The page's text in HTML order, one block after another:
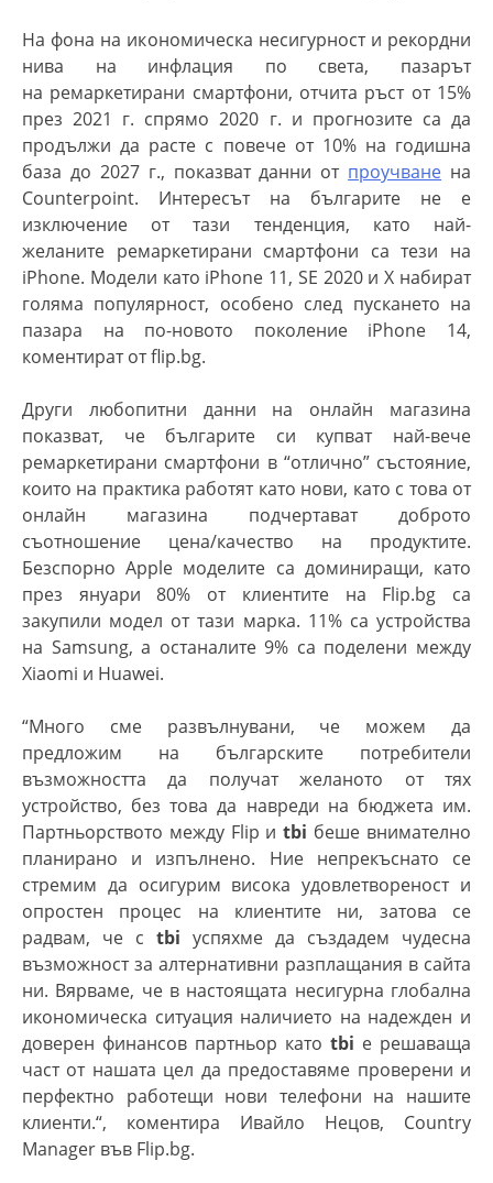
На фона на икономическа несигурност и рекордни
нива на инфлация по света, пазарът
на ремаркетирани смартфони, отчита ръст от 15%
през 2021 г. спрямо 2020 г. и прогнозите са да
продължи да расте с повече от 10% на годишна
база до 2027 г., показват данни от проучване на
Counterpoint. Интересът на българите не е
изключение от тази тенденция, като най-
желаните ремаркетирани смартфони са тези на
iPhone. Модели като iPhone 11, SE 2020 и X набират
голяма популярност, особено след пускането на
пазара на по-новото поколение iPhone 14,
коментират от flip.bg.
Други любопитни данни на онлайн магазина
показват, че българите си купват най-вече
ремаркетирани смартфони в “отлично” състояние,
които на практика работят като нови, като с това от
онлайн магазина подчертават доброто
съотношение цена/качество на продуктите.
Безспорно Apple моделите са доминиращи, като
през януари 80% от клиентите на Flip.bg са
закупили модел от тази марка. 11% са устройства
на Samsung, а останалите 9% са поделени между
Xiaomi и Huawei.
“Много сме развълнувани, че можем да
предложим на българските потребители
възможността да получат желаното от тях
устройство, без това да навреди на бюджета им.
Партньорството между Flip иtbi беше внимателно
планирано и изпълнено. Ние непрекъснато се
стремим да осигурим висока удовлетвореност и
опростен процес на клиентите ни, затова се
радвам, че с tbi успяхме да създадем чудесна
възможност за алтернативни разплащания в сайта
ни. Вярваме, че в настоящата несигурна глобална
икономическа ситуация наличието на надежден и
доверен финансов партньор като tbi е решаваща
част от нашата цел да предоставяме проверени и
перфектно работещи нови телефони на нашите
клиенти.“, коментира Ивайло Нецов, Country
Manager във Flip.bg.